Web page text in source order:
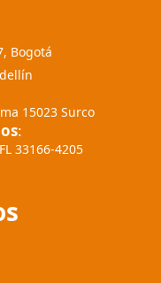
Bogotá
15023 Surco
:
33166-4205